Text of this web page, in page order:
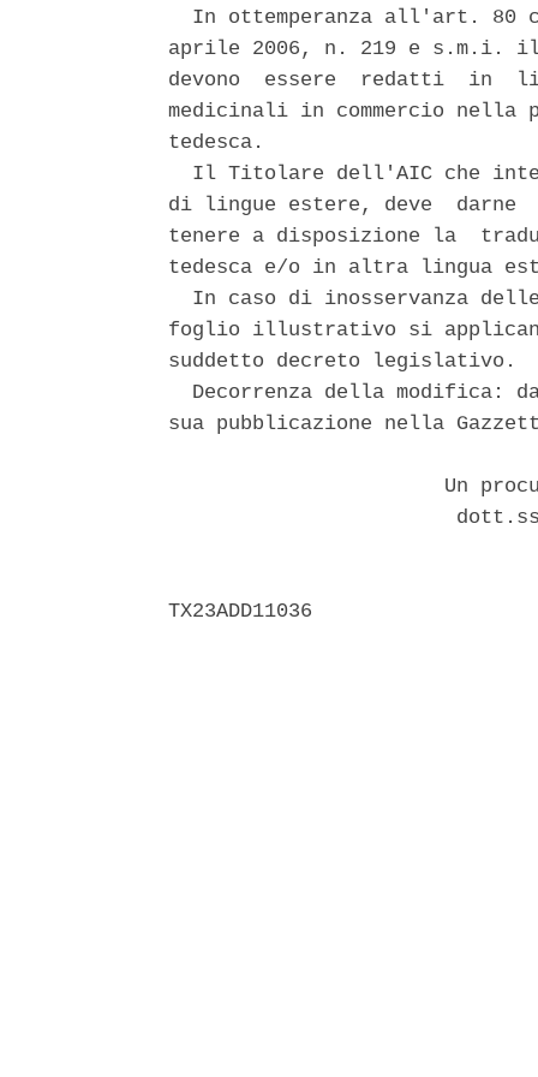
In ottemperanza all'art. 80
aprile 2006, n. 219 e
devono  essere  redatti  in
medicinali in commercio
tedesca.
Il Titolare dell'AIC che
di lingue estere, deve  darne
tenere a disposizione la
tedesca e/o in altra lingua
In caso di inosservanza
foglio illustrativo si
suddetto decreto legislativo.
Decorrenza della modifica:
sua pubblicazione nella
Un